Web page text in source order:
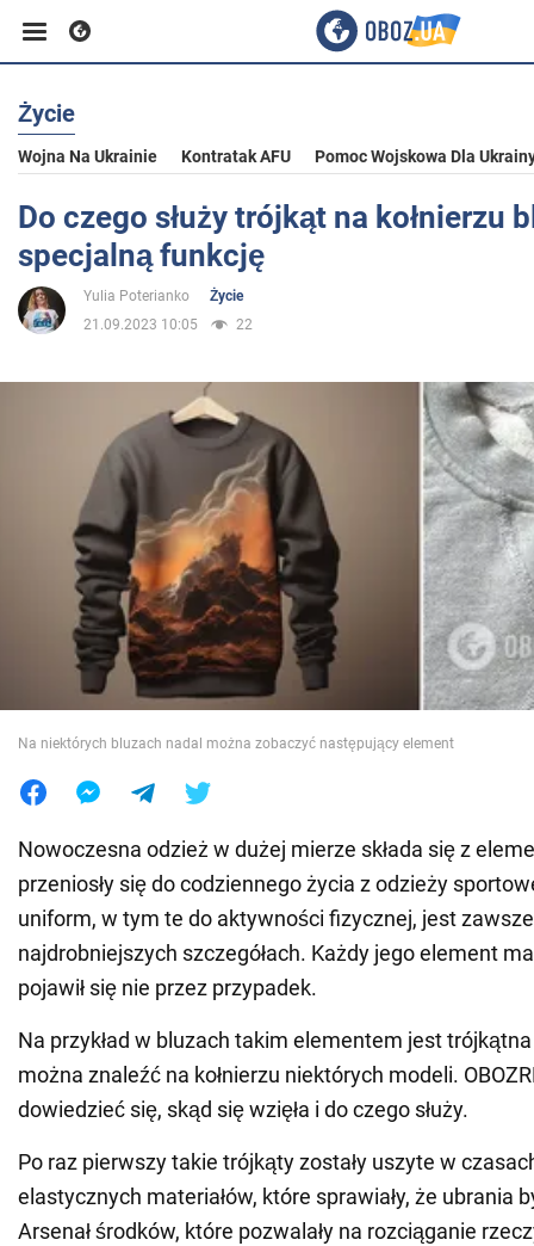
Biznes
Sport
Rozrywka
Społeczeństwo
Wojna na Ukrainie
Jedzenie
Życie
Wojna Na Ukrainie Kontratak AFU Pomoc Wojskowa Dla
Do czego służy trójkąt na kołnierzu
specjalną funkcję
Yulia Poterianko
Życie
21.09.2023 10:05
22
Na niektórych bluzach nadal można zobaczyć następujący element
Nowoczesna odzież w dużej mierze składa się z
przeniosły się do codziennego życia z odzieży
uniform, w tym te do aktywności fizycznej, jest
najdrobniejszych szczegółach. Każdy jego element
pojawił się nie przez przypadek.
Na przykład w bluzach takim elementem jest
można znaleźć na kołnierzu niektórych modeli.
dowiedzieć się, skąd się wzięła i do czego służy.
Po raz pierwszy takie trójkąty zostały uszyte w
elastycznych materiałów, które sprawiały, że ubrania
Arsenał środków, które pozwalały na rozciąganie